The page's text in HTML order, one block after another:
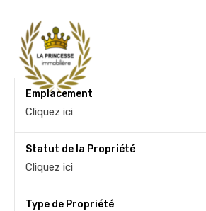
Emplacement
Cliquez ici
Statut de la Propriété
Cliquez ici
Type de Propriété